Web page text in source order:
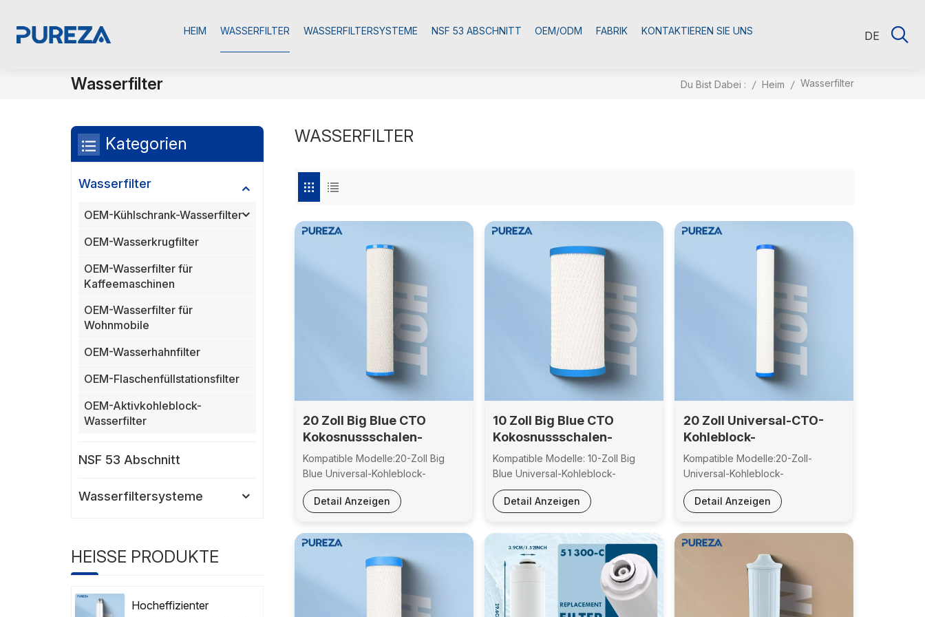
HEIM WASSERFILTER WASSERFILTERSYSTEME NSF 53 ABSCHNITT OEM/ODM FABRIK KONTAKTIEREN SIE UNS DE
Wasserfilter Du Bist Dabei : / Heim / Wasserfilter
WASSERFILTER
20 Zoll Big Blue CTO
Kokosnussschalen-
Kohleblock-Universal-
Haushaltswasserfilterkartusche
Kompatible Modelle:20-Zoll Big
Blue Universal-Kohleblock-
ErsatzfilterpatroneZertifizierungen:Geprüft
und zertifiziert nach
Aktivkohlestab aus
KokosnussschalenVollständige
Anpassungsmöglichkeiten:Filterzubehör
& komplette Wasserfiltersysteme,
Farbe & Logo, Leistung &
FunktionalitätKostenloser
Detail Anzeigen
10 Zoll Big Blue CTO
Kokosnussschalen-
Kohleblock-Universal-
Haushaltswasserfilterkartusche
Kompatible Modelle: 10-Zoll Big
Blue Universal-Kohleblock-
ErsatzfilterpatroneZertifizierungen:
Geprüft und zertifiziert nach
Aktivkohlestab aus
KokosnussschalenVollständige
Anpassungsmöglichkeiten:
Filterzubehör & komplette
Wasserfiltersysteme, Farbe &
Logo, Leistung &
Detail Anzeigen
20 Zoll Universal-CTO-
Kohleblock-
Ersatzwasserfilterkartusche
Kompatible Modelle:20-Zoll-
Universal-Kohleblock-
ErsatzfilterpatroneZertifizierungen:Geprüft
und zertifiziert nach
Aktivkohlestab aus
KokosnussschalenVollständige
Anpassungsmöglichkeiten:Filterzubehör
& komplette Wasserfiltersysteme,
Farbe & Logo, Leistung &
FunktionalitätKostenloser
Detail Anzeigen
Kategorien
Wasserfilter
OEM-Kühlschrank-Wasserfilter
OEM-Wasserkrugfilter
OEM-Wasserfilter für
Kaffeemaschinen
OEM-Wasserfilter für
Wohnmobile
OEM-Wasserhahnfilter
OEM-Flaschenfüllstationsfilter
OEM-Aktivkohleblock-
Wasserfilter
NSF 53 Abschnitt
Wasserfiltersysteme
HEISSE PRODUKTE
Hocheffizienter